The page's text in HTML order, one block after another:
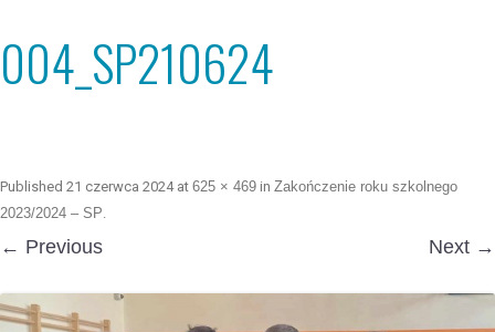
004_SP210624
Published 21 czerwca 2024at 625 × 469 in Zakończenie roku szkolnego
2023/2024 – SP.
← Previous Next →